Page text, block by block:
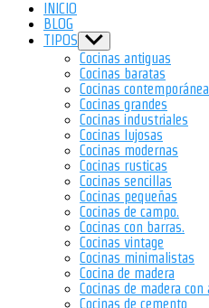
INICIO
BLOG
TIPOS Show
sub
menu
Cocinas antiguas
Cocinas baratas
Cocinas
Cocinas grandes
Cocinas industriales
Cocinas lujosas
Cocinas modernas
Cocinas rusticas
Cocinas sencillas
Cocinas pequeñas
Cocinas de campo.
Cocinas con barras.
Cocinas vintage
Cocinas minimalistas
Cocina de madera
Cocinas de madera con
Cocinas de cemento